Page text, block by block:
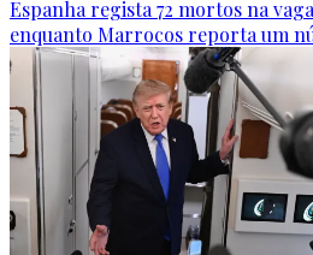
Espanha regista 72 mortos na
enquanto Marrocos reporta um